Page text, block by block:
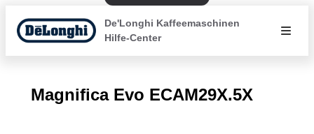
De'Longhi Kaffeemaschinen
Hilfe-Center
Magnifica Evo ECAM29X.5X